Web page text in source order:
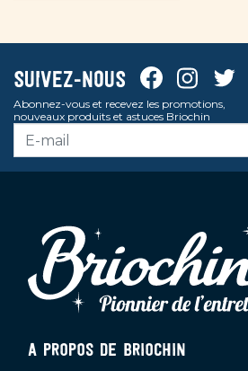
Suivez-nous FacebookInstagram
Abonnez-vous et recevez les promotions,
nouveaux produits et astuces Briochin
A PROPOS DE BRIOCHIN